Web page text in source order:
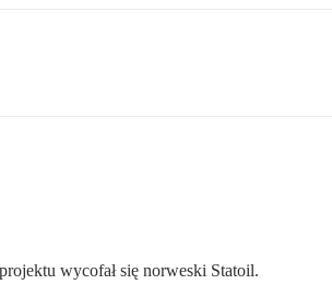
wycofał się norweski Statoil.